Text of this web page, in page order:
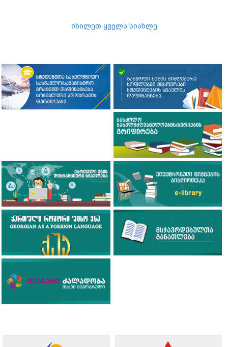
იხილეთ ყველა სიახლე